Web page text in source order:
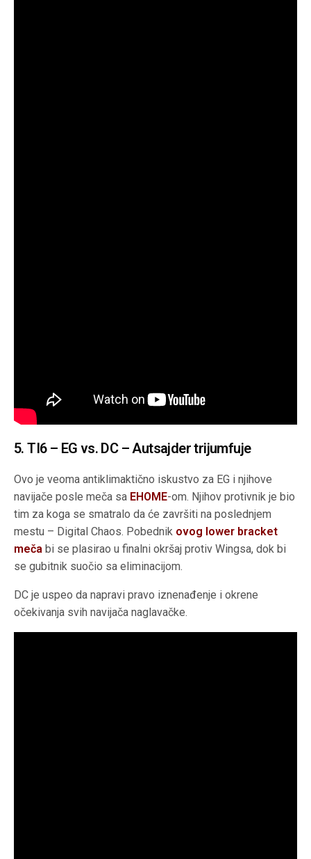
5. TI6 – EG vs. DC – Autsajder trijumfuje
Ovo je veoma antiklimaktično iskustvo za EG i njihove
navijače posle meča sa EHOME-om. Njihov protivnik je bio
tim za koga se smatralo da će završiti na poslednjem
mestu – Digital Chaos. Pobednik ovog lower bracket
meča bi se plasirao u finalni okršaj protiv Wingsa, dok bi
se gubitnik suočio sa eliminacijom.
DC je uspeo da napravi pravo iznenađenje i okrene
očekivanja svih navijača naglavačke.